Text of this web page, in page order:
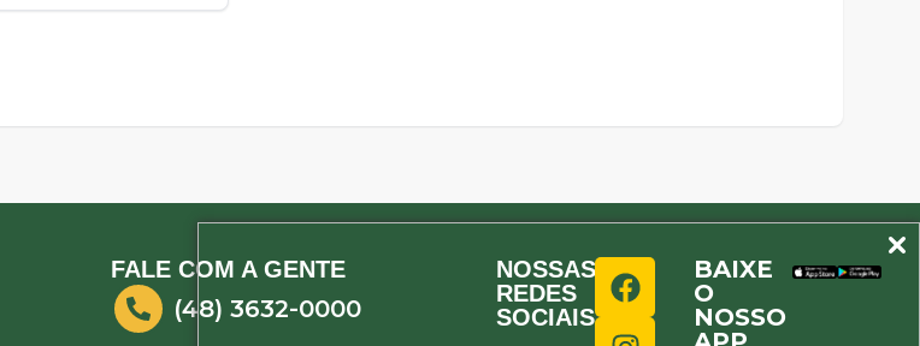
FALE COM A GENTE
(48) 3632-0000
NOSSAS
REDES
SOCIAIS
BAIXE
O
NOSSO